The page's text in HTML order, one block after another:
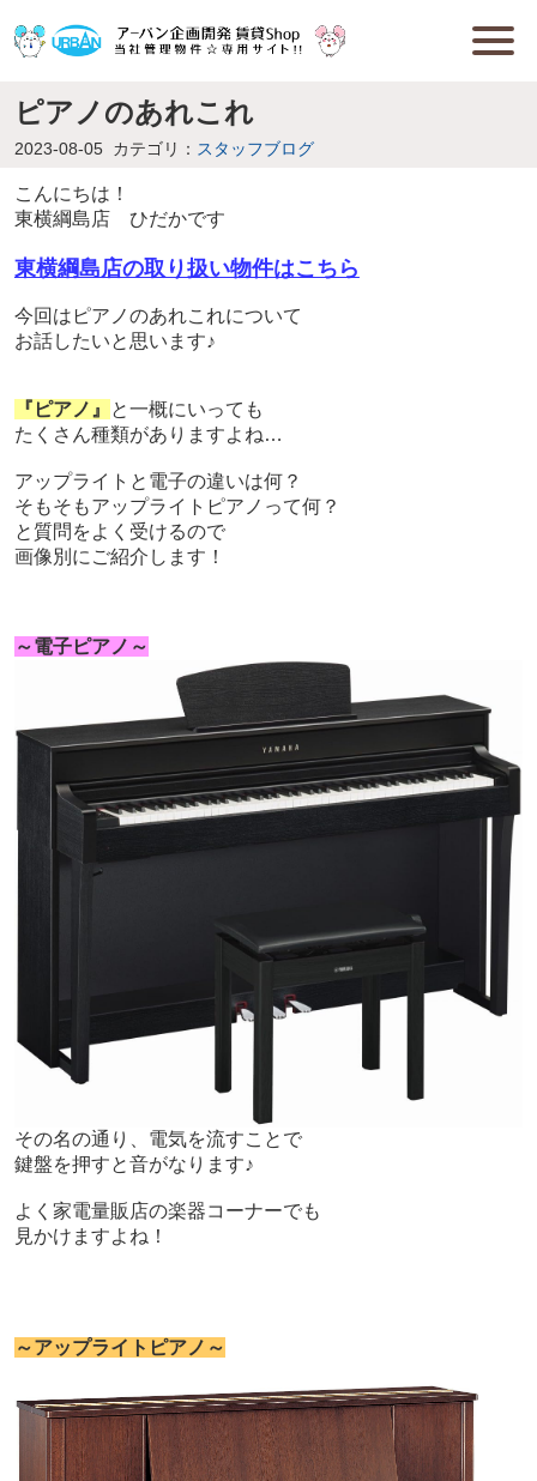
ピアノのあれこれ
2023-08-05 カテゴリ： スタッフブログ
こんにちは！
東横綱島店 ひだかです
東横綱島店の取り扱い物件はこちら
今回はピアノのあれこれについて
お話したいと思います♪
『ピアノ』
と一概にいっても
たくさん種類がありますよね…
アップライトと電子の違いは何？
そもそもアップライトピアノって何？
と質問をよく受けるので
画像別にご紹介します！
～電子ピアノ～
その名の通り、電気を流すことで
鍵盤を押すと音がなります♪
よく家電量販店の楽器コーナーでも
見かけますよね！
～アップライトピアノ～